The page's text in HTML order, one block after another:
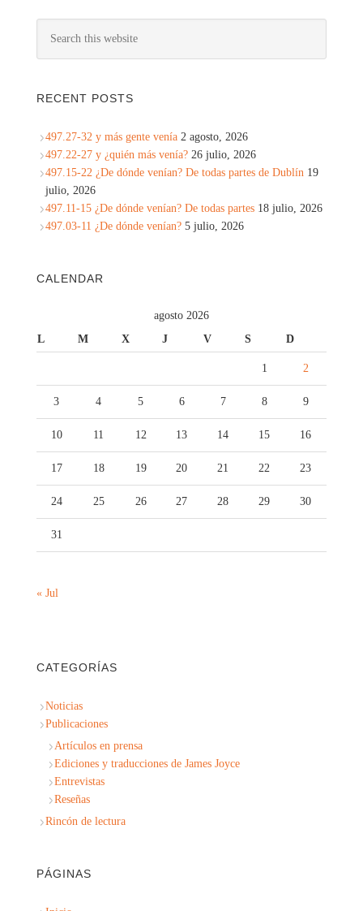
RECENT POSTS
497.27-32 y más gente venía 2 agosto, 2026
497.22-27 y ¿quién más venía? 26 julio, 2026
497.15-22 ¿De dónde venían? De todas partes de Dublín 19
julio, 2026
497.11-15 ¿De dónde venían? De todas partes 18 julio, 2026
497.03-11 ¿De dónde venían? 5 julio, 2026
CALENDAR
agosto 2026
L
M X J V S D
1 2
3 4 5 6 7 8 9
10 11 12 13 14 15 16
17 18 19 20 21 22 23
24 25 26 27 28 29 30
31
« Jul
CATEGORÍAS
Noticias
Publicaciones
Artículos en prensa
Ediciones y traducciones de James Joyce
Entrevistas
Reseñas
Rincón de lectura
PÁGINAS